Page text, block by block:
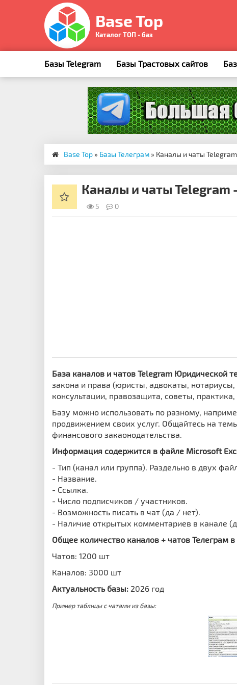
Base Top
Каталог ТОП - баз
Базы Telegram Базы Трастовых сайтов
Base Top » Базы Телеграм » Каналы и чаты
Каналы и чаты
5 0
База каналов и чатов Telegram Юридической
закона и права (юристы, адвокаты,
консультации, правозащита, советы,
Базу можно использовать по разному,
продвижением своих услуг. Общайтесь на
финансового закаонодательства.
Информация содержится в файле Microsoft
- Тип (канал или группа). Раздельно в двух
- Название.
- Ссылка.
- Число подписчиков / участников.
- Возможность писать в чат (да / нет).
- Наличие открытых комментариев в канале
Общее количество каналов + чатов Телеграм в
Чатов: 1200 шт
Каналов: 3000 шт
Актуальность базы: 2026 год
Пример таблицы с чатами из базы: